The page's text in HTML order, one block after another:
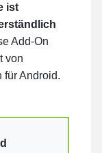
ist
Add-On
von
für Android.